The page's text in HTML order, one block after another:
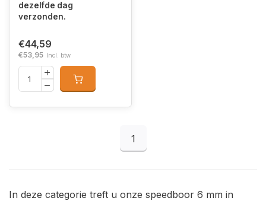
dezelfde dag
verzonden.
€44,59
€53,95 Incl. btw
1
In deze categorie treft u onze speedboor 6 mm in